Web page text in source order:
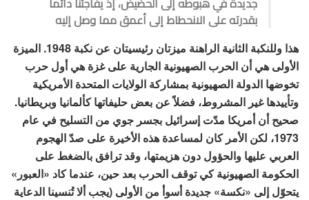
بقدرته على الانحطاط إلى أعمق مما وصل إليه
هذا وللنكبة الثانية الراهنة ميزتان رئيسيتان عن نكبة 1948. الميزة
الأولى هي أن الحرب الصهيونية الجارية على غزة هي أول حرب
تخوضها الدولة الصهيونية بمشاركة الولايات المتحدة الأمريكية
وتأييدها غير المشروط، فضلاً عن بعض حليفاتها كألمانيا وبريطانيا.
صحيح أن أمريكا مدّت إسرائيل بجسر جوي من التسليح في عام
1973، لكن الأمر كان لمساعدة هذه الأخيرة على صدّ الهجوم
العربي عليها والحؤول دون هزيمتها، وقد ترافق بالضغط على
الحكومة الصهيونية كي توقف الحرب بعد حين، عندما كاد «العبور»
يتحوّل إلى «نكسة» جديدة أسوأ من الأولى (يجب ألا تُنسينا الدعاية